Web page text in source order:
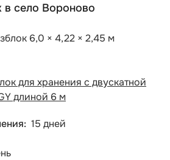
село Вороново
6,0 × 4,22 × 2,45 м
для хранения с двускатной
длиной 6 м
15 дней